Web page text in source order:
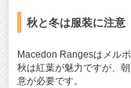
秋と冬は服装に注意
Macedon Rangesはメル
秋は紅葉が魅力ですが、
意が必要です。